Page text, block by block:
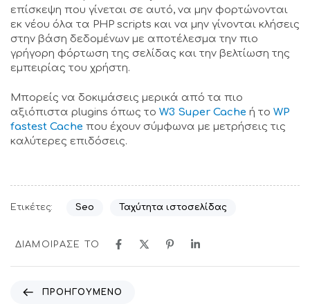
επίσκεψη που γίνεται σε αυτό, να μην φορτώνονται
εκ νέου όλα τα PHP scripts και να μην γίνονται κλήσεις
στην βάση δεδομένων με αποτέλεσμα την πιο
γρήγορη φόρτωση της σελίδας και την βελτίωση της
εμπειρίας του χρήστη.
Μπορείς να δοκιμάσεις μερικά από τα πιο
αξιόπιστα plugins όπως το W3 Super Cache ή το WP
fastest Cache που έχουν σύμφωνα με μετρήσεις τις
καλύτερες επιδόσεις.
Ετικέτες: Seo Ταχύτητα ιστοσελίδας
ΔΙΑΜΟΙΡΑΣΕ ΤΟ
ΠΡΟΗΓΟΥΜΕΝΟ